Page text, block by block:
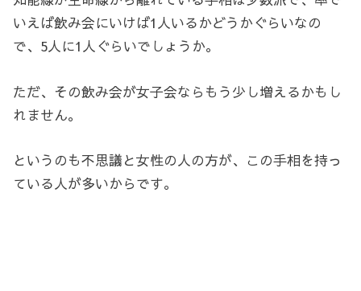
いえば飲み会にいけば1人いるかどうかぐらいなの
で、5人に1人ぐらいでしょうか。
ただ、その飲み会が女子会ならもう少し増えるかもし
れません。
というのも不思議と女性の人の方が、この手相を持っ
ている人が多いからです。